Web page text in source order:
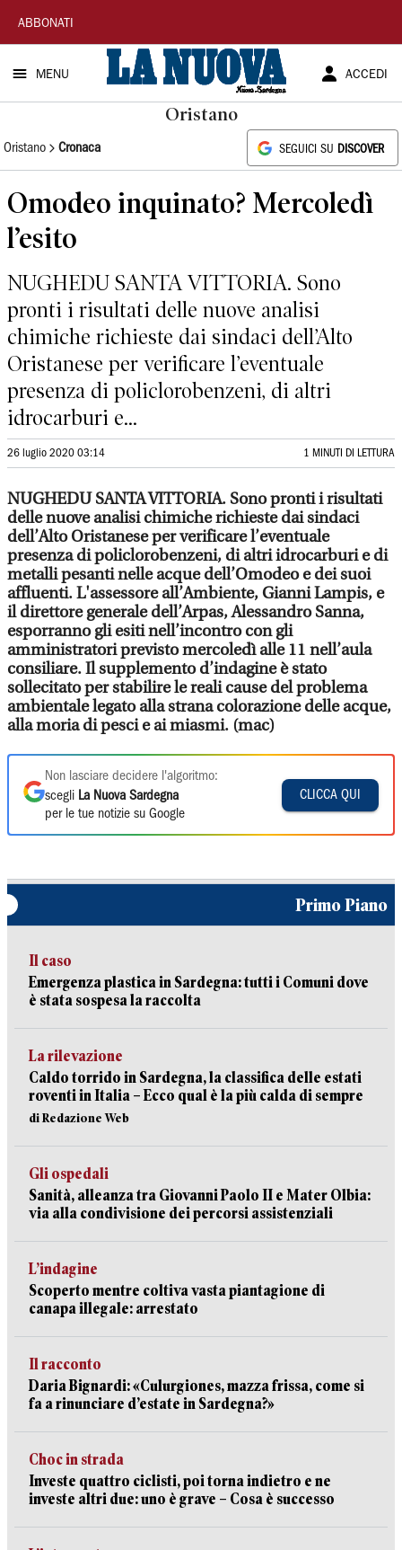
La
Nuova
Sardegna
ABBONATI
MENU ACCEDI
Oristano
Oristano Cronaca SEGUICI SU DISCOVER
Omodeo inquinato? Mercoledì
l’esito
NUGHEDU SANTA VITTORIA. Sono
pronti i risultati delle nuove analisi
chimiche richieste dai sindaci dell’Alto
Oristanese per verificare l’eventuale
presenza di policlorobenzeni, di altri
idrocarburi e...
26 luglio 2020 03:14 1 MINUTI DI LETTURA
NUGHEDU SANTA VITTORIA. Sono pronti i risultati
delle nuove analisi chimiche richieste dai sindaci
dell’Alto Oristanese per verificare l’eventuale
presenza di policlorobenzeni, di altri idrocarburi e di
metalli pesanti nelle acque dell’Omodeo e dei suoi
affluenti. L'assessore all’Ambiente, Gianni Lampis, e
il direttore generale dell’Arpas, Alessandro Sanna,
esporranno gli esiti nell’incontro con gli
amministratori previsto mercoledì alle 11 nell’aula
consiliare. Il supplemento d’indagine è stato
sollecitato per stabilire le reali cause del problema
ambientale legato alla strana colorazione delle acque,
alla moria di pesci e ai miasmi. (mac)
Non lasciare decidere l'algoritmo:
scegli La Nuova Sardegna
per le tue notizie su Google
CLICCA QUI
Primo Piano
Il caso
Emergenza plastica in Sardegna: tutti i Comuni dove
è stata sospesa la raccolta
La rilevazione
Caldo torrido in Sardegna, la classifica delle estati
roventi in Italia – Ecco qual è la più calda di sempre
di Redazione Web
Gli ospedali
Sanità, alleanza tra Giovanni Paolo II e Mater Olbia:
via alla condivisione dei percorsi assistenziali
L’indagine
Scoperto mentre coltiva vasta piantagione di
canapa illegale: arrestato
Il racconto
Daria Bignardi: «Culurgiones, mazza frissa, come si
fa a rinunciare d’estate in Sardegna?»
Choc in strada
Investe quattro ciclisti, poi torna indietro e ne
investe altri due: uno è grave – Cosa è successo